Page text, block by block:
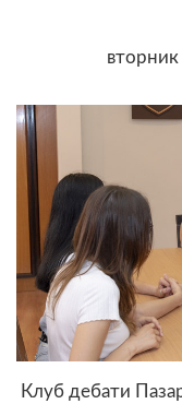
Клуб дебати